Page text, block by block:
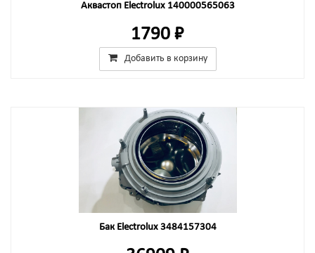
Аквастоп Electrolux 140000565063
1790 ₽
Добавить в корзину
Бак Electrolux 3484157304